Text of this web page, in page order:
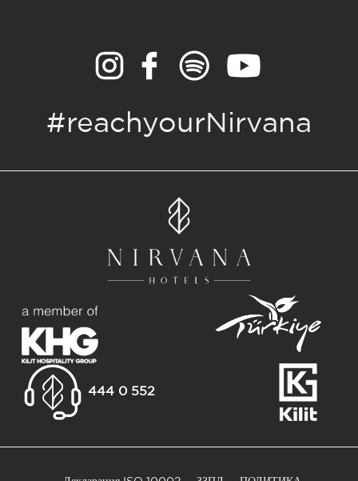
#reachyourNirvana
444 0 552